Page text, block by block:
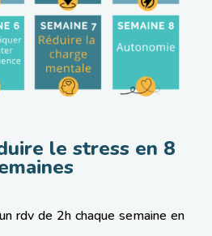
le stress en 8
rdv de 2h chaque semaine en